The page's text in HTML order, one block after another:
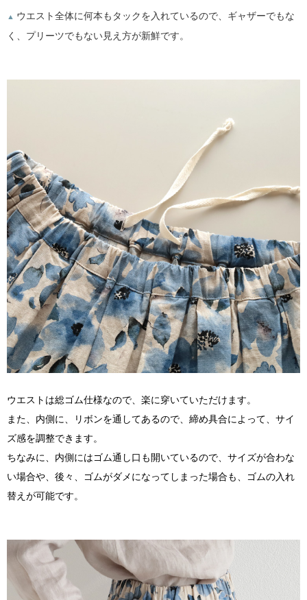
▲ ウエスト全体に何本もタックを入れているので、ギャザーでもな
く、プリーツでもない見え方が新鮮です。
ウエストは総ゴム仕様なので、楽に穿いていただけます。
また、内側に、リボンを通してあるので、締め具合によって、サイ
ズ感を調整できます。
ちなみに、内側にはゴム通し口も開いているので、サイズが合わな
い場合や、後々、ゴムがダメになってしまった場合も、ゴムの入れ
替えが可能です。